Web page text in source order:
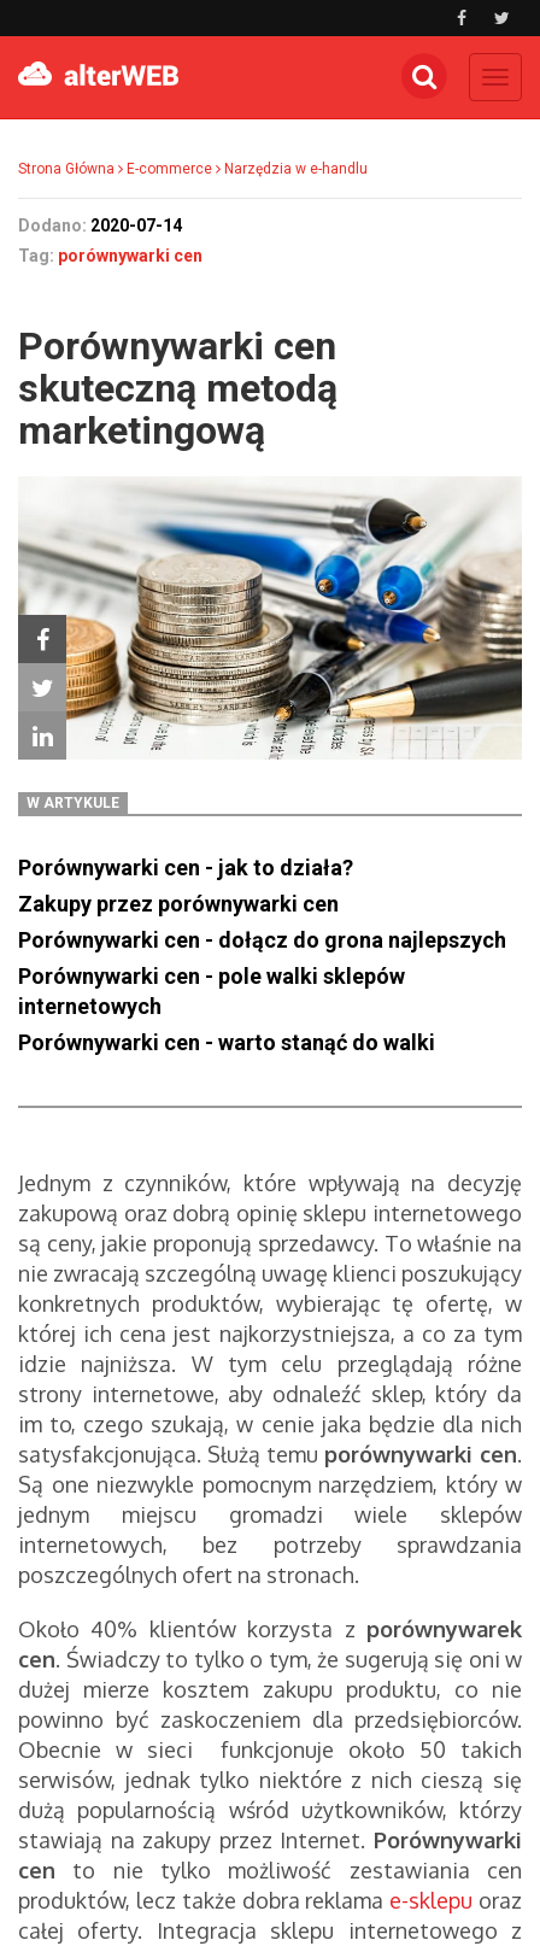
Strona Główna E-commerce Narzędzia w e-handlu
Dodano: 2020-07-14
Tag: porównywarki cen
Porównywarki cen
skuteczną metodą
marketingową
W ARTYKULE
Porównywarki cen - jak to działa?
Zakupy przez porównywarki cen
Porównywarki cen - dołącz do grona najlepszych
Porównywarki cen - pole walki sklepów
internetowych
Porównywarki cen - warto stanąć do walki
Jednym z czynników, które wpływają na decyzję
zakupową oraz dobrą opinię sklepu internetowego
są ceny, jakie proponują sprzedawcy. To właśnie na
nie zwracają szczególną uwagę klienci poszukujący
konkretnych produktów, wybierając tę ofertę, w
której ich cena jest najkorzystniejsza, a co za tym
idzie najniższa. W tym celu przeglądają różne
strony internetowe, aby odnaleźć sklep, który da
im to, czego szukają, w cenie jaka będzie dla nich
satysfakcjonująca. Służą temu porównywarki cen.
Są one niezwykle pomocnym narzędziem, który w
jednym miejscu gromadzi wiele sklepów
internetowych, bez potrzeby sprawdzania
poszczególnych ofert na stronach.
Około 40% klientów korzysta z porównywarek
cen. Świadczy to tylko o tym, że sugerują się oni w
dużej mierze kosztem zakupu produktu, co nie
powinno być zaskoczeniem dla przedsiębiorców.
Obecnie w sieci funkcjonuje około 50 takich
serwisów, jednak tylko niektóre z nich cieszą się
dużą popularnością wśród użytkowników, którzy
stawiają na zakupy przez Internet. Porównywarki
cen to nie tylko możliwość zestawiania cen
produktów, lecz także dobra reklama e-sklepu oraz
całej oferty. Integracja sklepu internetowego z